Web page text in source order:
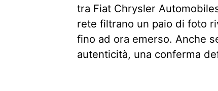
tra Fiat Chrysler
rete filtrano un paio di foto
fino ad ora emerso. Anche
autenticità, una conferma